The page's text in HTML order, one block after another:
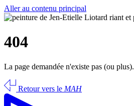
Aller au contenu principal
404
La page demandée n'existe pas (ou plus).
Retour vers le MAH